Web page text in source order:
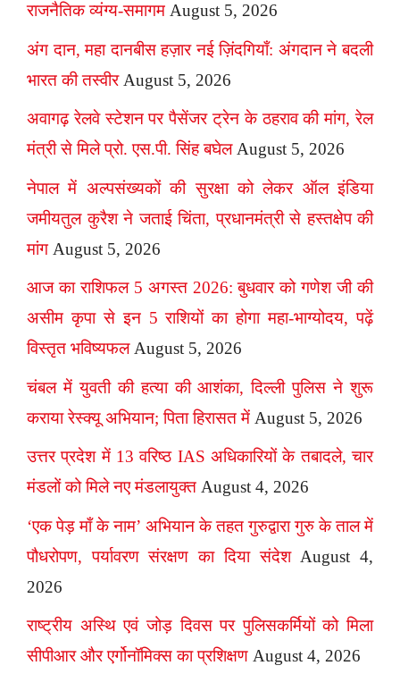
राजनैतिक व्यंग्य-समागम August 5, 2026
अंग दान, महा दानबीस हज़ार नई ज़िंदगियाँ: अंगदान ने बदली
भारत की तस्वीर August 5, 2026
अवागढ़ रेलवे स्टेशन पर पैसेंजर ट्रेन के ठहराव की मांग, रेल
मंत्री से मिले प्रो. एस.पी. सिंह बघेल August 5, 2026
नेपाल में अल्पसंख्यकों की सुरक्षा को लेकर ऑल इंडिया
जमीयतुल कुरैश ने जताई चिंता, प्रधानमंत्री से हस्तक्षेप की
मांग August 5, 2026
आज का राशिफल 5 अगस्त 2026: बुधवार को गणेश जी की
असीम कृपा से इन 5 राशियों का होगा महा-भाग्योदय, पढ़ें
विस्तृत भविष्यफल August 5, 2026
चंबल में युवती की हत्या की आशंका, दिल्ली पुलिस ने शुरू
कराया रेस्क्यू अभियान; पिता हिरासत में August 5, 2026
उत्तर प्रदेश में 13 वरिष्ठ IAS अधिकारियों के तबादले, चार
मंडलों को मिले नए मंडलायुक्त August 4, 2026
‘एक पेड़ माँ के नाम’ अभियान के तहत गुरुद्वारा गुरु के ताल में
पौधरोपण, पर्यावरण संरक्षण का दिया संदेश August 4,
2026
राष्ट्रीय अस्थि एवं जोड़ दिवस पर पुलिसकर्मियों को मिला
सीपीआर और एर्गोनॉमिक्स का प्रशिक्षण August 4, 2026